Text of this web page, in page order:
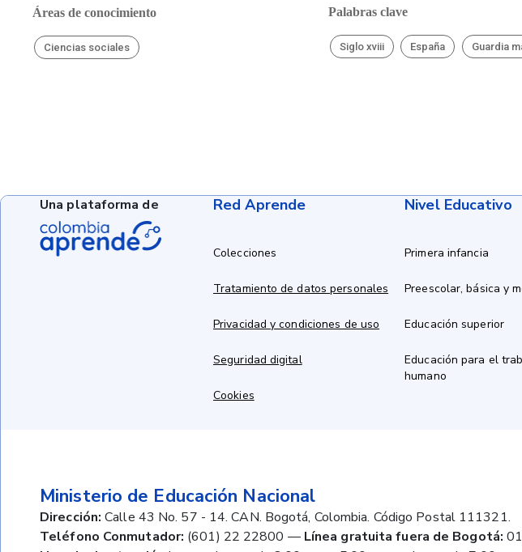
Áreas de conocimiento
Ciencias sociales
Palabras clave
Siglo xviii España Guardia
Red Aprende
Colecciones
Tratamiento de datos personales
Privacidad y condiciones de uso
Seguridad digital
Cookies
Nivel Educativo
Primera infancia
Preescolar, básica y
Educación superior
Educación para el
humano
Ministerio de Educación Nacional
Dirección: Calle 43 No. 57 - 14. CAN. Bogotá, Colombia. Código Postal 111321.
Teléfono Conmutador: (601) 22 22800 — Línea gratuita fuera de Bogotá:
Una plataforma de